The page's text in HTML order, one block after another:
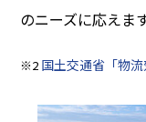
のニーズに応えます
※2 国土交通省「物流